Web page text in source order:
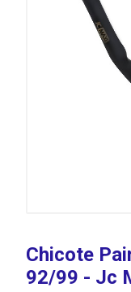
Chicote
92/99 - Jc